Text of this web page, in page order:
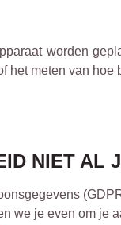
worden
het meten van
NIET AL
we je even om